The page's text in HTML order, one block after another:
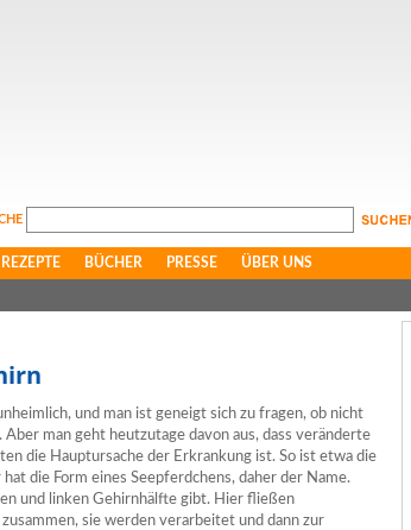
REZEPTE BÜCHER PRESSE ÜBER UNS
und man ist geneigt sich zu fragen, ob nicht
man geht heutzutage davon aus, dass veränderte
die Hauptursache der Erkrankung ist. So ist etwa die
die Form eines Seepferdchens, daher der Name.
und linken Gehirnhälfte gibt. Hier fließen
sie werden verarbeitet und dann zur